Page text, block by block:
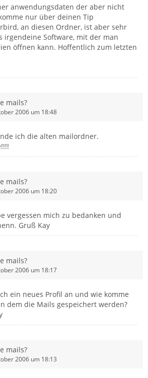
anwendungsdaten der aber nicht
nur über deinen Tip
an diesen Ordner, ist aber sehr
irgendeine Software, mit der man
öffnen kann. Hoffentlich zum letzten
mails?
2006 um 18:48
ich die alten mailordner.
mails?
2006 um 18:20
vergessen mich zu bedanken und
Gruß Kay
mails?
2006 um 18:17
ein neues Profil an und wie komme
dem die Mails gespeichert werden?
mails?
2006 um 18:13